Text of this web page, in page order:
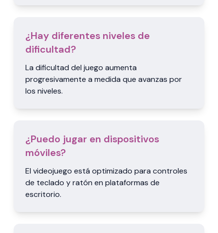
¿Hay diferentes niveles de
dificultad?
La dificultad del juego aumenta
progresivamente a medida que avanzas por
los niveles.
¿Puedo jugar en dispositivos
móviles?
El videojuego está optimizado para controles
de teclado y ratón en plataformas de
escritorio.